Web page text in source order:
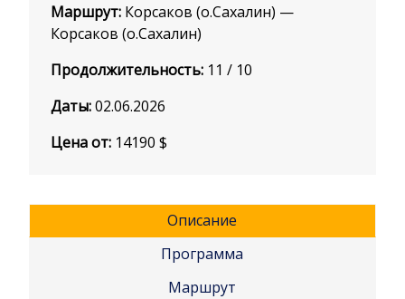
Маршрут: Корсаков (о.Сахалин) —
Корсаков (о.Сахалин)
Продолжительность: 11 / 10
Даты:02.06.2026
Цена от: 14190 $
Описание
Программа
Маршрут